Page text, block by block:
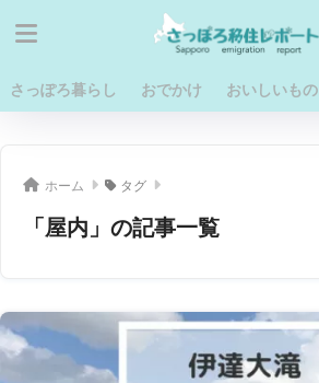
さっぽろ暮らし おでかけ おいしいもの
ホーム タグ
「屋内」の記事一覧